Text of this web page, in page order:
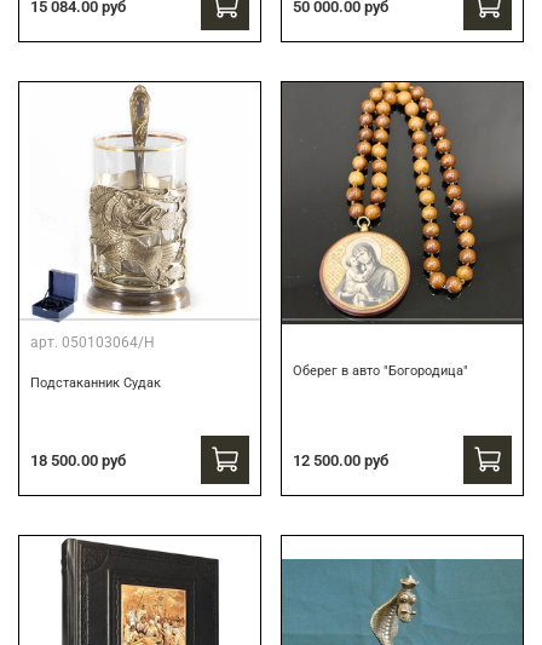
15 084.00 руб 50 000.00 руб
арт. 050103064/Н
Подстаканник Судак
18 500.00 руб
Оберег в авто "Богородица"
12 500.00 руб